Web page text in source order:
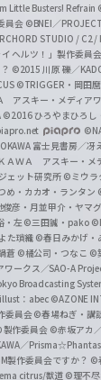
Little Busters! Refrain
員会 ©BNEI／
STUDIO / C2 /
ヘルツ！」製作委員会
©2015 川原 礫／
©TRIGGER・岡田
アスキー・メディア
©2016 ひろやまひろし
富士見書房／冴
ＡＷＡ アスキー・メ
ェット研究所 ©ミウラ
め・カカオ・ランタン
彦・月並甲介・ヤマ
・左 ©三田誠・pako
た瑣織 ©春日みかげ・
蒼 ©橘公司・つなこ ©
ークス／SAO-A
Broadcasting
：abec ©AZONE
委員会©春場ねぎ・講
作委員会 ©赤坂アカ
／
製作委員会ですか？ ©
citrus/獣道 ©理不尽